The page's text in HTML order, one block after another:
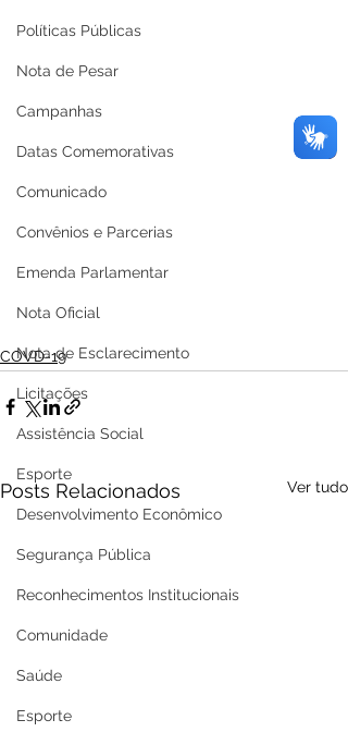
Políticas Públicas
Nota de Pesar
Campanhas
Datas Comemorativas
Comunicado
Convênios e Parcerias
Emenda Parlamentar
Nota Oficial
Nota de Esclarecimento
Licitações
Assistência Social
Esporte
Desenvolvimento Econômico
Segurança Pública
Reconhecimentos Institucionais
Comunidade
Saúde
Esporte
COVD-19
Posts Relacionados Ver tudo